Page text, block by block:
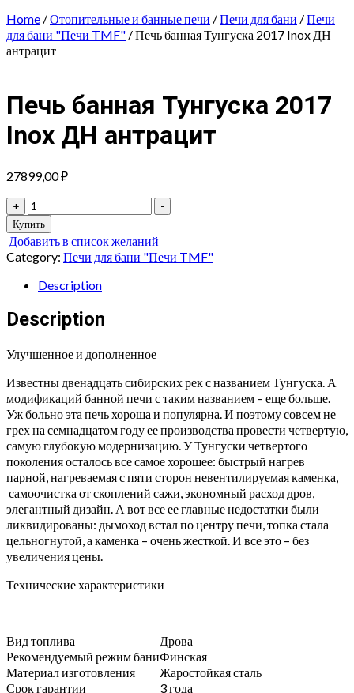
Home /Отопительные и банные печи /Печи для бани /Печи
для бани "Печи TMF" / Печь банная Тунгуска 2017 Inox ДН
антрацит
Печь банная Тунгуска 2017
Inox ДН антрацит
27899,00₽
+
Печь
банная
Тунгуска
2017
Inox
ДН
антрацит
quantity
-
Купить
Добавить в список желаний
Category: Печи для бани "Печи TMF"
Description
Description
Улучшенное и дополненное
Известны двенадцать сибирских рек с названием Тунгуска. А
модификаций банной печи с таким названием – еще больше.
Уж больно эта печь хороша и популярна. И поэтому совсем не
грех на семнадцатом году ее производства провести четвертую,
самую глубокую модернизацию. У Тунгуски четвертого
поколения осталось все самое хорошее: быстрый нагрев
парной, нагреваемая с пяти сторон невентилируемая каменка,
самоочистка от скоплений сажи, экономный расход дров,
элегантный дизайн. А вот все ее главные недостатки были
ликвидированы: дымоход встал по центру печи, топка стала
цельногнутой, а каменка – очень жесткой. И все это – без
увеличения цены.
Технические характеристики
Вид топлива
Дрова
Рекомендуемый режим баниФинская
Материал изготовления
Жаростойкая сталь
Срок гарантии
3 года